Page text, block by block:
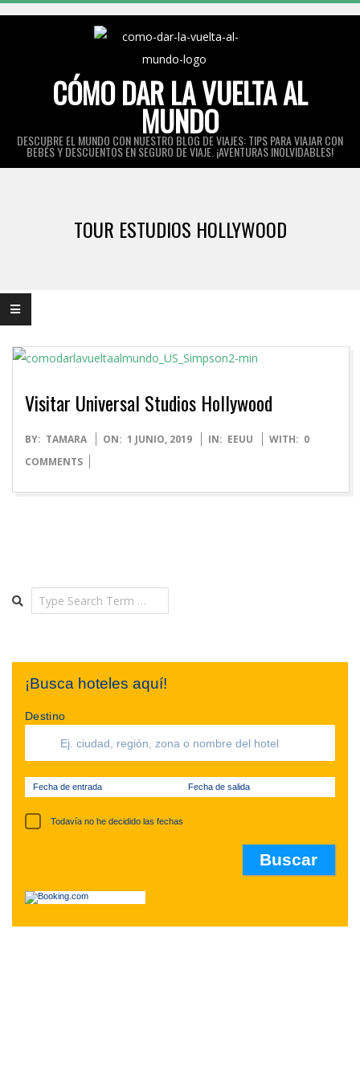
CÓMO DAR LA VUELTA AL
MUNDO
DESCUBRE EL MUNDO CON NUESTRO BLOG DE VIAJES: TIPS PARA VIAJAR CON
BEBÉS Y DESCUENTOS EN SEGURO DE VIAJE. ¡AVENTURAS INOLVIDABLES!
TOUR ESTUDIOS HOLLYWOOD
Visitar Universal Studios Hollywood
2019-
06-
BY: TAMARA ON: 1 JUNIO, 2019 IN: EEUU WITH: 0
COMMENTS
Search
¡Busca hoteles aquí!
Destino
Fecha de entrada Fecha de salida
Todavía no he decidido las fechas